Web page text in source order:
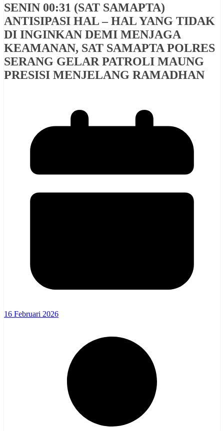
SENIN 00:31 (SAT SAMAPTA)
ANTISIPASI HAL – HAL YANG TIDAK
DI INGINKAN DEMI MENJAGA
KEAMANAN, SAT SAMAPTA POLRES
SERANG GELAR PATROLI MAUNG
PRESISI MENJELANG RAMADHAN
16 Februari 2026